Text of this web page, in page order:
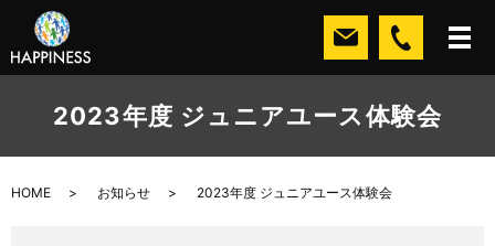
2023年度 ジュニアユース体験会
HOME お知らせ 2023年度 ジュニアユース体験会